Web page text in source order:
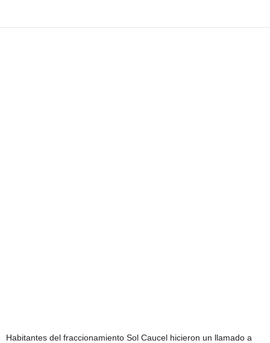
Habitantes del fraccionamiento Sol Caucel hicieron un llamado a